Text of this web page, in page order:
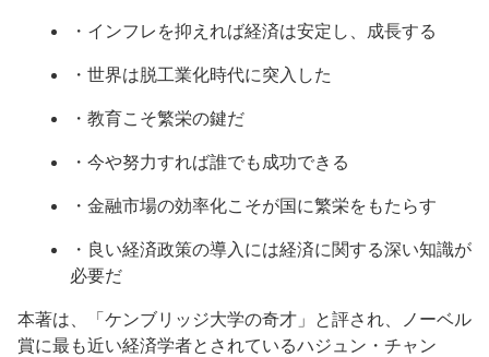
・インフレを抑えれば経済は安定し、成長する
・世界は脱工業化時代に突入した
・教育こそ繁栄の鍵だ
・今や努力すれば誰でも成功できる
・金融市場の効率化こそが国に繁栄をもたらす
・良い経済政策の導入には経済に関する深い知識が
必要だ
本著は、「ケンブリッジ大学の奇才」と評され、ノーベル
賞に最も近い経済学者とされているハジュン・チャン